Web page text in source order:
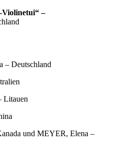
Violinetui“ –
– Deutschland
Litauen
und MEYER, Elena –